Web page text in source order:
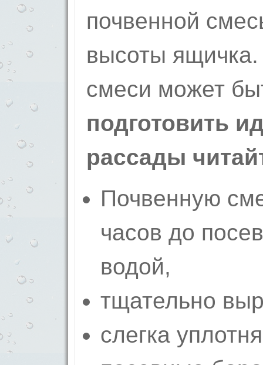
почвенной
высоты
смеси может
подготовить
рассады
Почвенную
часов до
водой,
тщательно
слегка